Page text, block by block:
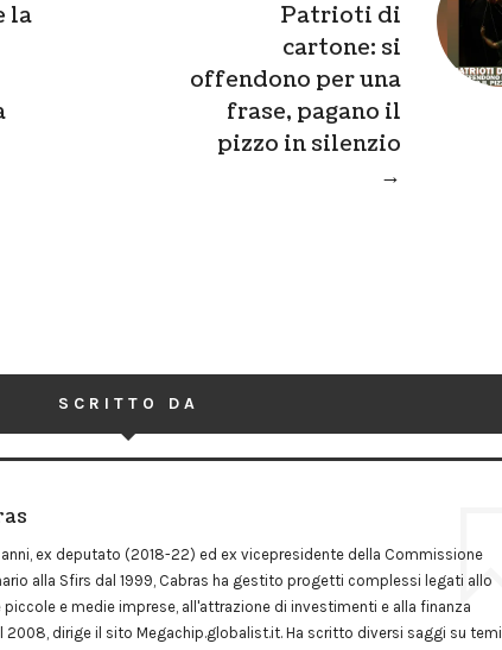
la
Patrioti di
cartone: si
offendono per una
frase, pagano il
pizzo in silenzio
→
SCRITTO DA
ex deputato (2018-22) ed ex vicepresidente della Commissione
alla Sfirs dal 1999, Cabras ha gestito progetti complessi legati allo
e medie imprese, all'attrazione di investimenti e alla finanza
2008, dirige il sito Megachip.globalist.it. Ha scritto diversi saggi su temi